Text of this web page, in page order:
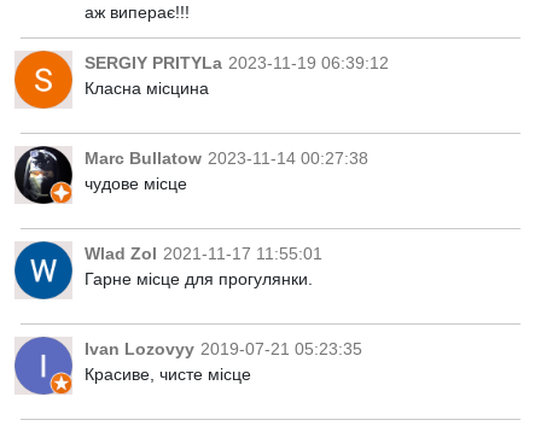
аж виперає!!!
SERGIY PRITYLa 2023-11-19 06:39:12
Класна місцина
Marc Bullatow 2023-11-14 00:27:38
чудове місце
Wlad Zol 2021-11-17 11:55:01
Гарне місце для прогулянки.
Ivan Lozovyy 2019-07-21 05:23:35
Красиве, чисте місце